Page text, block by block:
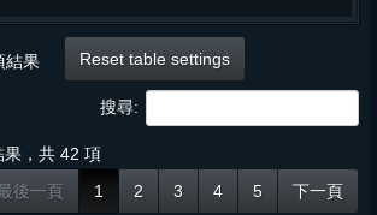
結果 Reset table settings
搜尋:
，共 42 項
後一頁
1 2 3 4 5 下一頁